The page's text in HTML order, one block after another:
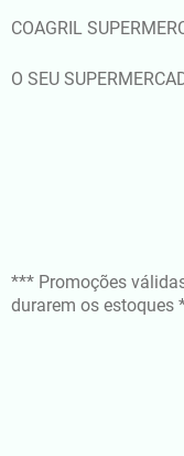
COAGRIL
O SEU
*** Promoções
durarem os estoques